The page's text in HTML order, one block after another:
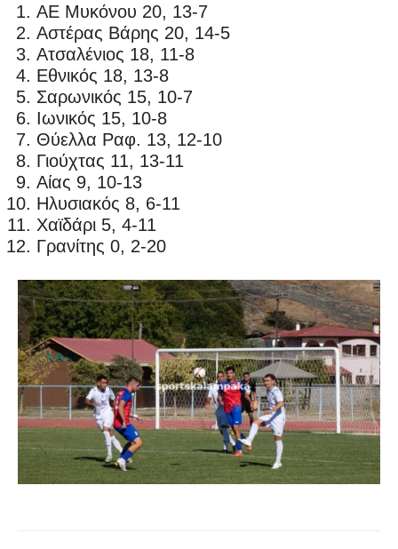
ΑΕ Μυκόνου 20, 13-7
Αστέρας Βάρης 20, 14-5
Ατσαλένιος 18, 11-8
Εθνικός 18, 13-8
Σαρωνικός 15, 10-7
Ιωνικός 15, 10-8
Θύελλα Ραφ. 13, 12-10
Γιούχτας 11, 13-11
Αίας 9, 10-13
Ηλυσιακός 8, 6-11
Χαϊδάρι 5, 4-11
Γρανίτης 0, 2-20